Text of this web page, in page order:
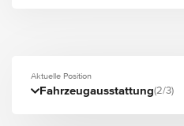
Aktuelle Position
Fahrzeugausstattung(2/3)